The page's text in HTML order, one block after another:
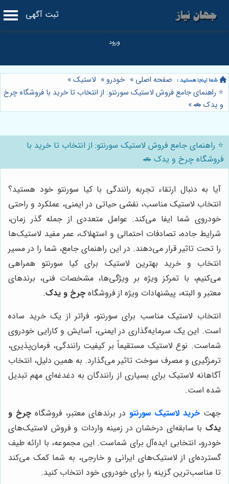
ثبت آگهی
صفحه اصلی » خودرو » لاستیک»
⭐️ راهنمای جامع فروش لاستیک سورنتو: از انتخاب تا خرید با فروشگاه چرخ
و یدک 🚗»
⭐️ راهنمای جامع فروش لاستیک سورنتو: از انتخاب تا خرید با
فروشگاه چرخ و یدک 🚗
آیا به دنبال ارتقاء تجربه رانندگی با کیا سورنتو خود هستید؟
انتخاب لاستیک مناسب، نقشی حیاتی در ایمنی، عملکرد و راحتی
خودروی شما ایفا می‌کند. عوامل متعددی از جمله گذر زمان،
شرایط جاده، تصادفات احتمالی و استهلاک، عمر مفید لاستیک‌ها
را تحت تاثیر قرار می‌دهند. در این راهنمای جامع، شما را در مسیر
انتخاب و خرید بهترین لاستیک برای کیا سورنتو همراهی
می‌کنیم، با تمرکز ویژه بر ویژگی‌ها، مشخصات فنی، برندهای
معتبر و البته، پیشنهادات ویژه از فروشگاه چرخ و یدک.
انتخاب لاستیک مناسب برای سورنتو، فراتر از یک خرید ساده
است. این یک سرمایه‌گذاری در ایمنی، آسایش و کارایی خودروی
شماست. نوع لاستیک مستقیماً بر کیفیت رانندگی، فرمان‌پذیری،
ترمزگیری و مصرف سوخت تاثیر می‌گذارد. به همین دلیل، انتخاب
آگاهانه لاستیک برای بسیاری از رانندگان به دغدغه‌ای مهم تبدیل
شده است.
جهت خرید لاستیک سورنتو در برندهای معتبر، فروشگاه چرخ و
یدک با سابقه‌ای درخشان در زمینه واردات و فروش لاستیک‌های
خودرو، انتخابی ایده‌آل برای شماست. این مجموعه، با ارائه طیف
گسترده‌ای از لاستیک‌های ایرانی و خارجی، به شما کمک می‌کند
تا مناسب‌ترین گزینه را برای خودروی خود انتخاب کنید.